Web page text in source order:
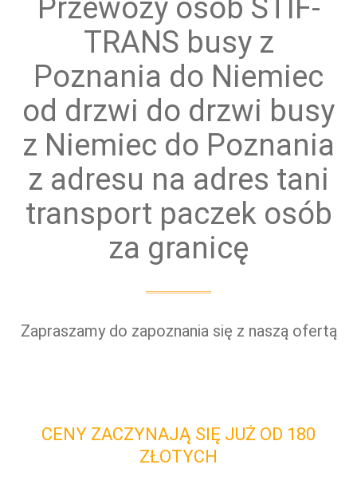
Przewozy osób STIF-
TRANS busy z
Poznania do Niemiec
od drzwi do drzwi busy
z Niemiec do Poznania
z adresu na adres tani
transport paczek osób
za granicę
Zapraszamy do zapoznania się z naszą ofertą
CENY ZACZYNAJĄ SIĘ JUŻ OD 180
ZŁOTYCH